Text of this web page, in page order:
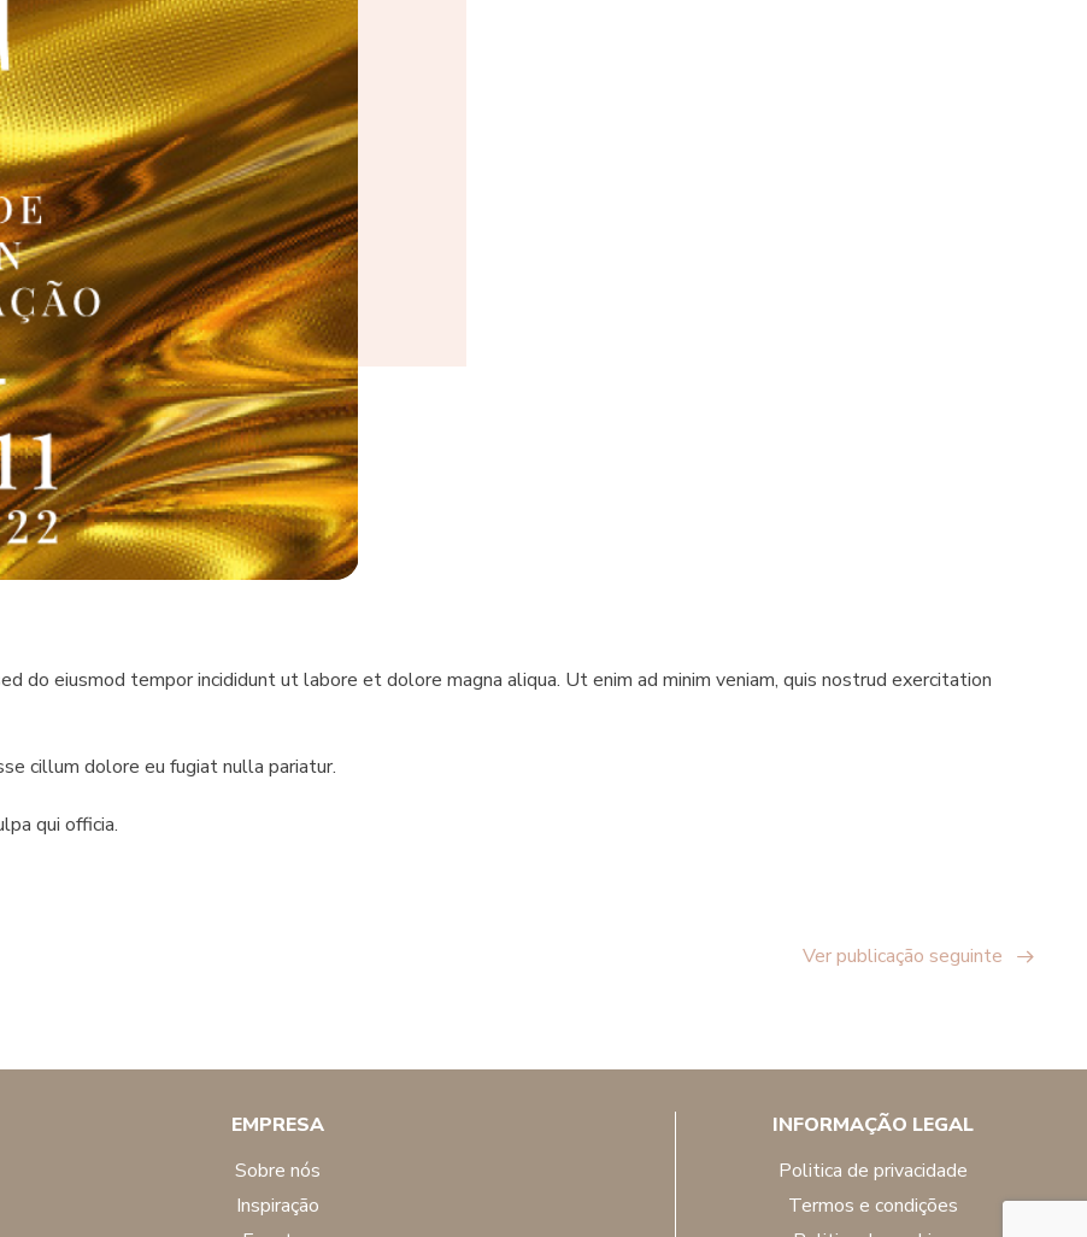
do eiusmod tempor incididunt ut labore et dolore magna aliqua. Ut enim ad minim veniam, quis nostrud exercitation
cillum dolore eu fugiat nulla pariatur.
qui officia.
Ver publicação seguinte
EMPRESA
sobre nós
inspiração
INFORMAÇÃO LEGAL
politica de privacidade
termos e condições